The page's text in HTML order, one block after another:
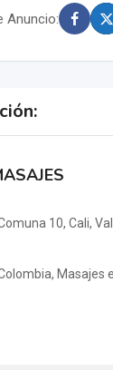
Anuncio:
10, Cali,
Masajes